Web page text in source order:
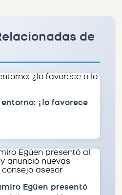
de
¿lo favorece
Egüen presentó